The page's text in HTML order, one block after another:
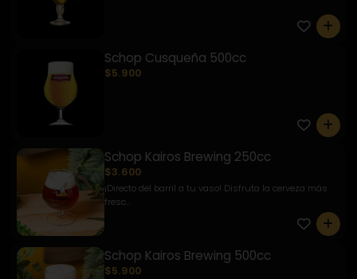
0
Schop Cusqueña 500cc
$5.900
0
Schop Kairos Brewing 250cc
$3.600
¡Directo del barril a tu vaso! Disfruta la cerveza más
fresc...
0
Schop Kairos Brewing 500cc
$5.900